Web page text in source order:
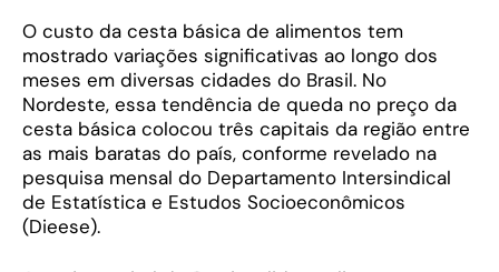
O custo da cesta básica de alimentos tem
mostrado variações significativas ao longo dos
meses em diversas cidades do Brasil. No
Nordeste, essa tendência de queda no preço da
cesta básica colocou três capitais da região entre
as mais baratas do país, conforme revelado na
pesquisa mensal do Departamento Intersindical
de Estatística e Estudos Socioeconômicos
(Dieese).